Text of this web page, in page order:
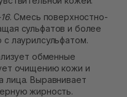
. Смесь поверхностно-
сульфатов и более
лаурилсульфатом.
обменные
очищению кожи и
лица. Выравнивает
жирность.